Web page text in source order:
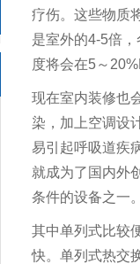
疗伤。这些物质
是室外的4-5倍，
度将会在5～
现在室内装修也
染，加上空调设
易引起呼吸道疾
就成为了国内外
条件的设备之一
其中单列式比较
快。单列式热交